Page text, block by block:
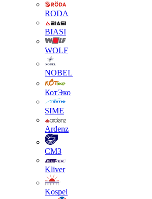
RODA
BIASI
WOLF
NOBEL
КотЭко
SIME
Ardenz
СМЗ
Kliver
Kospel